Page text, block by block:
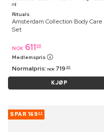
ml
Rituals
Amsterdam Collection Body Care
Set
NOK 611 95
Medlemspris
Normalpris: NOK 719 95
KJØP
SPAR 169 55